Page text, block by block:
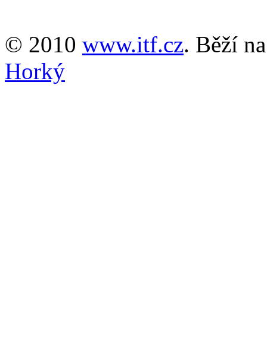
© 2010 www.itf.cz. Běží
Horký